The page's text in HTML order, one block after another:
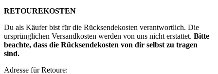
RETOUREKOSTEN
Du als Käufer bist für die Rücksendekosten verantwortlich. Die
ursprünglichen Versandkosten werden von uns nicht erstattet. Bitte
beachte, dass die Rücksendekosten von dir selbst zu tragen
sind.
Adresse für Retoure: